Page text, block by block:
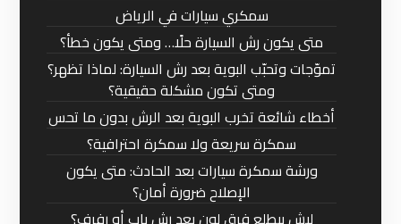
سمكري سيارات في الرياض
متى يكون رش السيارة حلًا… ومتى يكون خطأ؟
تموّجات وتحبّب البوية بعد رش السيارة: لماذا تظهر؟
ومتى تكون مشكلة حقيقية؟
أخطاء شائعة تخرب البوية بعد الرش بدون ما تحس
سمكرة سريعة ولا سمكرة احترافية؟
ورشة سمكرة سيارات بعد الحادث: متى يكون
الإصلاح ضرورة أمان؟